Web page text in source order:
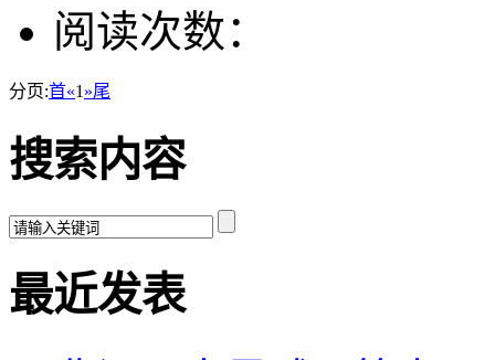
阅读次数：
分页:首«1 »尾
搜索内容
最近发表